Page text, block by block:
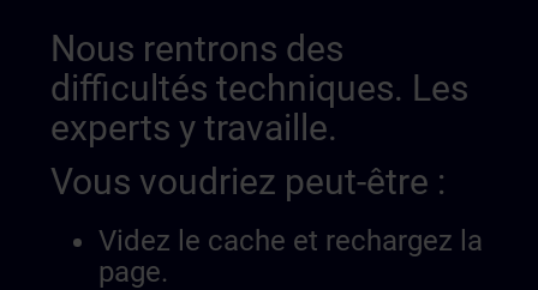
Nous rentrons des
difficultés techniques. Les
experts y travaille.
Vous voudriez peut-être :
Videz le cache et rechargez la
page.